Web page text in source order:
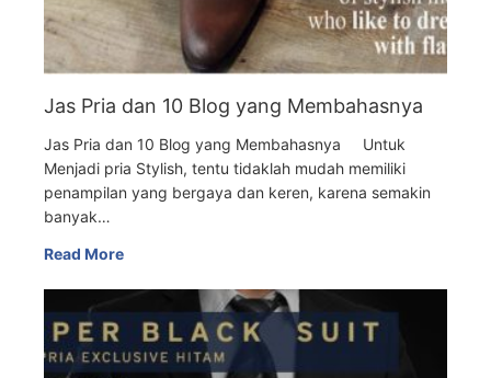
Jas Pria dan 10 Blog yang Membahasnya
Jas Pria dan 10 Blog yang Membahasnya Untuk
Menjadi pria Stylish, tentu tidaklah mudah memiliki
penampilan yang bergaya dan keren, karena semakin
banyak…
Read More